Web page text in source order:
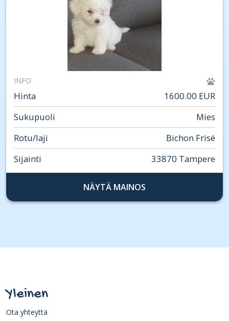
INFO
Hinta
1600.00 EUR
Sukupuoli
Mies
Rotu/laji
Bichon Frisé
Sijainti
33870 Tampere
NÄYTÄ MAINOS
Yleinen
Ota yhteyttä